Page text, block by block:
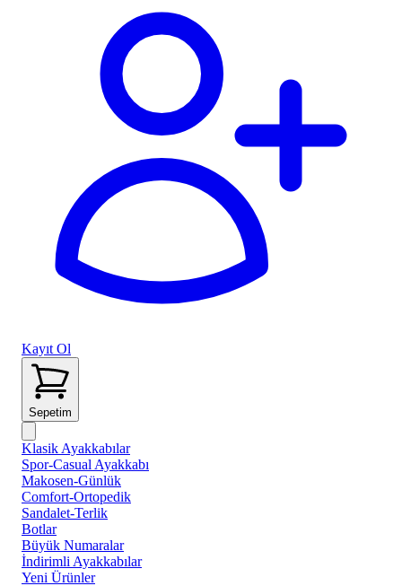
Kayıt Ol
Sepetim
Klasik Ayakkabılar
Spor-Casual Ayakkabı
Makosen-Günlük
Comfort-Ortopedik
Sandalet-Terlik
Botlar
Büyük Numaralar
İndirimli Ayakkabılar
Yeni Ürünler